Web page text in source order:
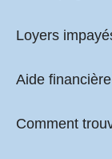
Loyers
Aide
Comment